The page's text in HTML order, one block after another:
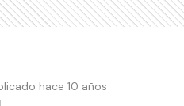
hace 10 años